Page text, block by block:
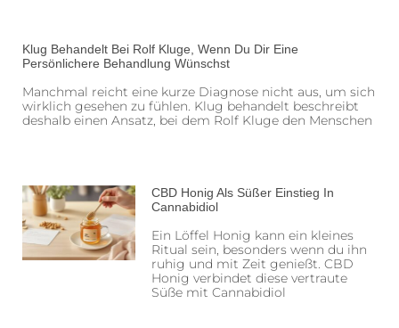
Klug Behandelt Bei Rolf Kluge, Wenn Du Dir Eine
Persönlichere Behandlung Wünschst
Manchmal reicht eine kurze Diagnose nicht aus, um sich
wirklich gesehen zu fühlen. Klug behandelt beschreibt
deshalb einen Ansatz, bei dem Rolf Kluge den Menschen
CBD Honig Als Süßer Einstieg In
Cannabidiol
Ein Löffel Honig kann ein kleines
Ritual sein, besonders wenn du ihn
ruhig und mit Zeit genießt. CBD
Honig verbindet diese vertraute
Süße mit Cannabidiol